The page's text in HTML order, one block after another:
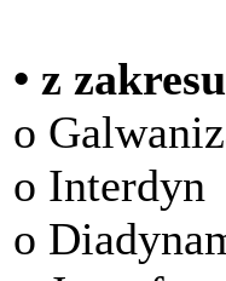
• z
o
o Interdyn
o